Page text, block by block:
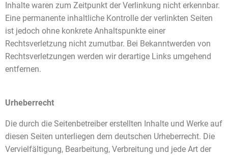
Inhalte waren zum Zeitpunkt der Verlinkung nicht erkennbar.
Eine permanente inhaltliche Kontrolle der verlinkten Seiten
ist jedoch ohne konkrete Anhaltspunkte einer
Rechtsverletzung nicht zumutbar. Bei Bekanntwerden von
Rechtsverletzungen werden wir derartige Links umgehend
entfernen.
Urheberrecht
Die durch die Seitenbetreiber erstellten Inhalte und Werke auf
diesen Seiten unterliegen dem deutschen Urheberrecht. Die
Vervielfältigung, Bearbeitung, Verbreitung und jede Art der